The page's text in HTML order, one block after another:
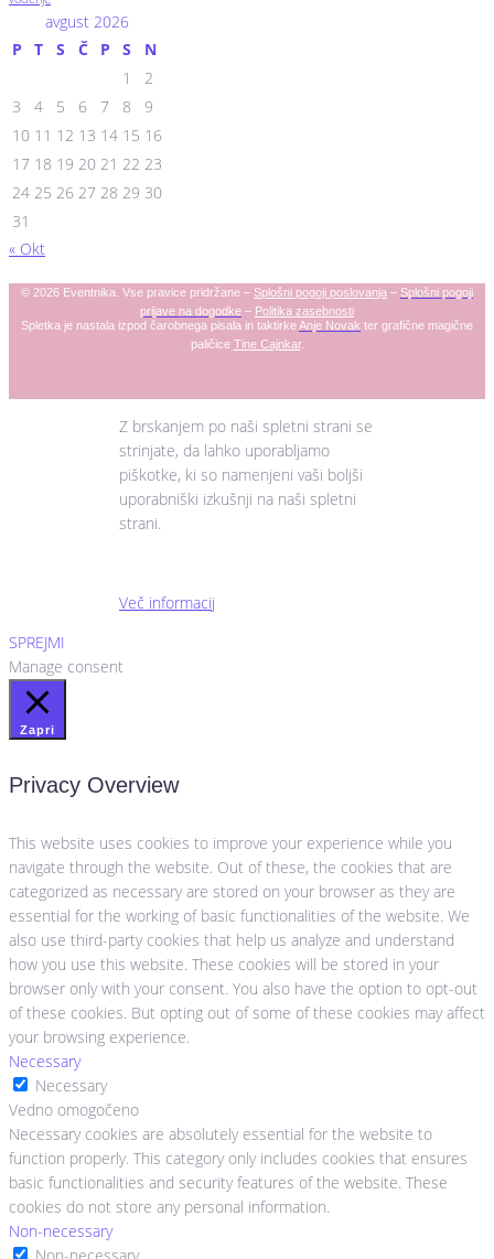
avgust 2026
P
T S Č P S
N
1
2
3
4 5 6 7 8
9
10 11 12 13 14 15 16
17 18 19 20 21 22 23
24 25 26 27 28 29 30
31
« Okt
© 2026 Eventnika. Vse pravice pridržane – Splošni pogoji poslovanja – Splošni pogoji
prijave na dogodke – Politika zasebnosti
Spletka je nastala izpod čarobnega pisala in taktirkeAnje Novak ter grafične magične
paličice Tine Cajnkar.
Z brskanjem po naši spletni strani se
strinjate, da lahko uporabljamo
piškotke, ki so namenjeni vaši boljši
uporabniški izkušnji na naši spletni
strani.
Več informacij
SPREJMI
Manage consent
Zapri
Privacy Overview
This website uses cookies to improve your experience while you
navigate through the website. Out of these, the cookies that are
categorized as necessary are stored on your browser as they are
essential for the working of basic functionalities of the website. We
also use third-party cookies that help us analyze and understand
how you use this website. These cookies will be stored in your
browser only with your consent. You also have the option to opt-out
of these cookies. But opting out of some of these cookies may affect
your browsing experience.
Necessary
Necessary
Vedno omogočeno
Necessary cookies are absolutely essential for the website to
function properly. This category only includes cookies that ensures
basic functionalities and security features of the website. These
cookies do not store any personal information.
Non-necessary